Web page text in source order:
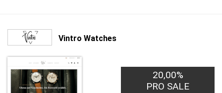
Vintro Watches
20,00%
PRO SALE